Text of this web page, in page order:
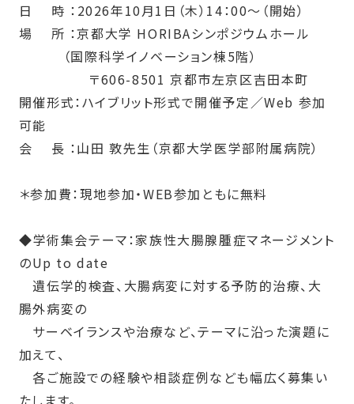
日 時 ： 2026年10月1 日（木） 14：00～（開始）
場 所 ：京都大学 HORIBAシンポジウムホール
（国際科学イノベーション棟5階）
〒606-8501 京都市左京区吉田本町
開催形式：ハイブリット形式で開催予定／Web 参加
可能
会 長 ：山田 敦先生（京都大学医学部附属病院）
＊参加費：現地参加・WEB参加ともに無料
◆学術集会テーマ：家族性大腸腺腫症マネージメント
のUp to date
遺伝学的検査、大腸病変に対する予防的治療、大
腸外病変の
サーベイランスや治療など、テーマに沿った演題に
加えて、
各ご施設での経験や相談症例なども幅広く募集い
たします。